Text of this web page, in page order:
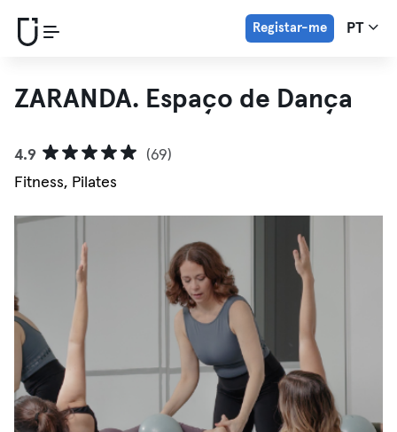
Registar-me PT
ZARANDA. Espaço de Dança
4.9
(69)
Fitness, Pilates